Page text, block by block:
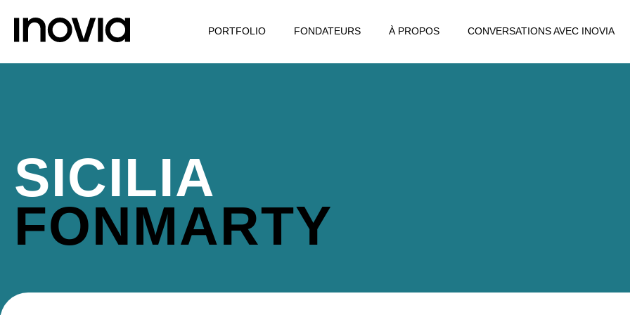
PORTFOLIO FONDATEURS À PROPOS CONVERSATIONS AVEC INOVIA
SICILIA
FONMARTY